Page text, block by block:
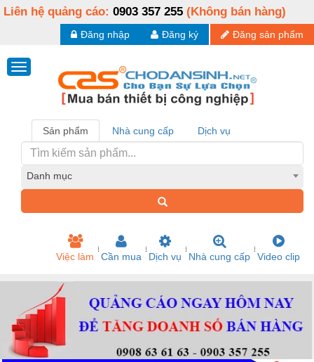
Liên hệ quảng cáo: 0903 357 255 (Không bán hàng)
Đăng sản phẩm
Đăng ký
Đăng nhập
Sản phẩm Nhà cung cấp Dịch vụ
Danh mục
Việc làm Cần mua Dịch vụ Nhà cung cấp Video clip